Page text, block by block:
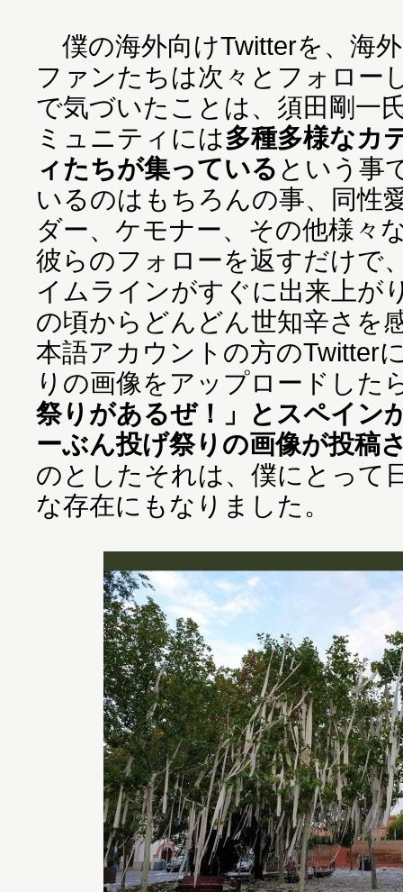
僕の海外向けTwitterを、海
ファンたちは次々とフォロー
で気づいたことは、須田剛一
ミュニティには多種多様なカ
ィたちが集っている という事
いるのはもちろんの事、同性
ダー、ケモナー、その他様々
彼らのフォローを返すだけで
イムラインがすぐに出来上が
の頃からどんどん世知辛さを
本語アカウントの方のTwitter
りの画像をアップロードした
祭りがあるぜ！」とスペイン
ーぶん投げ祭りの画像が投稿
のとしたそれは、僕にとって
な存在にもなりました。